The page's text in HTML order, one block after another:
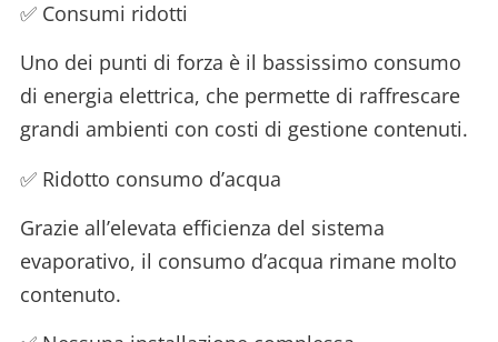
✅ Consumi ridotti
Uno dei punti di forza è il bassissimo consumo
di energia elettrica, che permette di raffrescare
grandi ambienti con costi di gestione contenuti.
✅ Ridotto consumo d’acqua
Grazie all’elevata efficienza del sistema
evaporativo, il consumo d’acqua rimane molto
contenuto.